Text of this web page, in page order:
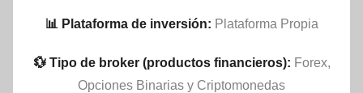
📊 Plataforma de inversión: Plataforma Propia
💱 Tipo de broker (productos financieros): Forex,
Opciones Binarias y Criptomonedas